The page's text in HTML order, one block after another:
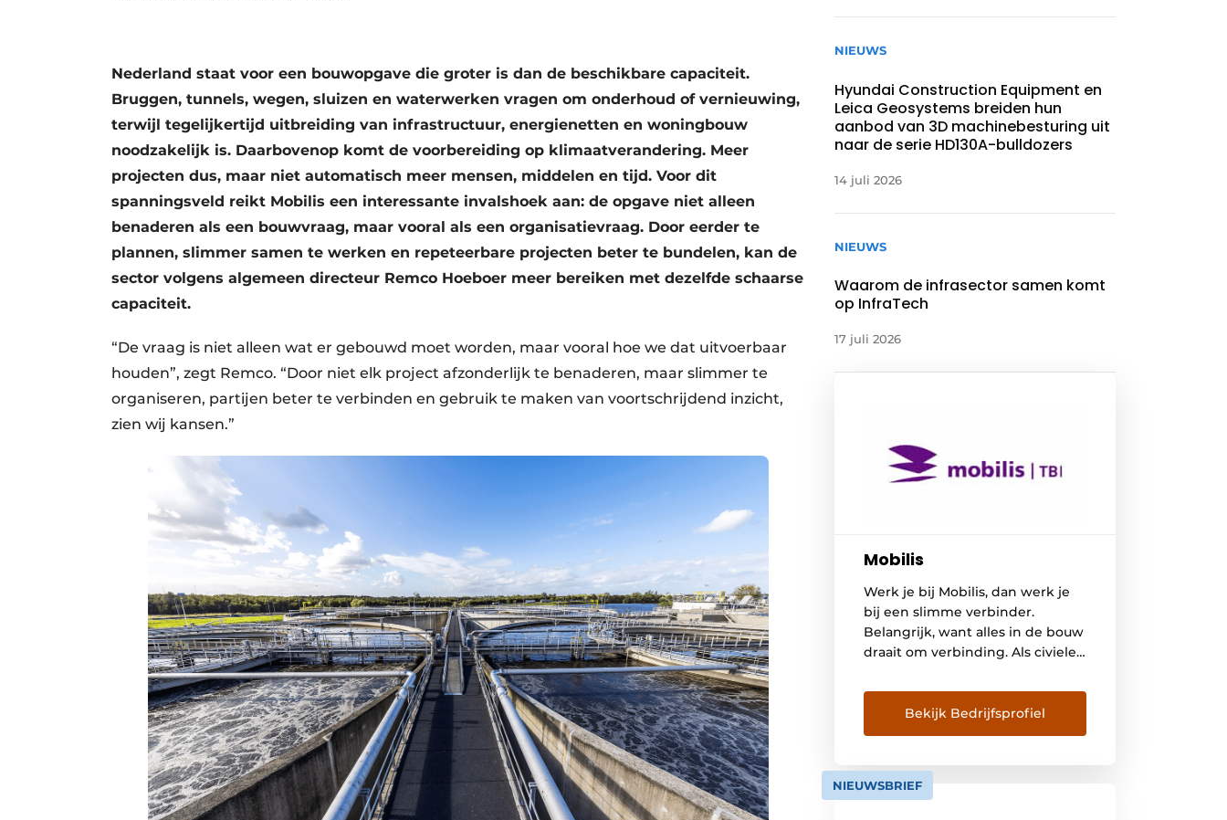
Nederland staat voor een bouwopgave die groter is dan de beschikbare capaciteit.
Bruggen, tunnels, wegen, sluizen en waterwerken vragen om onderhoud of vernieuwing,
terwijl tegelijkertijd uitbreiding van infrastructuur, energienetten en woningbouw
noodzakelijk is. Daarbovenop komt de voorbereiding op klimaatverandering. Meer
projecten dus, maar niet automatisch meer mensen, middelen en tijd. Voor dit
spanningsveld reikt Mobilis een interessante invalshoek aan: de opgave niet alleen
benaderen als een bouwvraag, maar vooral als een organisatievraag. Door eerder te
plannen, slimmer samen te werken en repeteerbare projecten beter te bundelen, kan de
sector volgens algemeen directeur Remco Hoeboer meer bereiken met dezelfde schaarse
capaciteit.
“De vraag is niet alleen wat er gebouwd moet worden, maar vooral hoe we dat uitvoerbaar
houden”, zegt Remco. “Door niet elk project afzonderlijk te benaderen, maar slimmer te
organiseren, partijen beter te verbinden en gebruik te maken van voortschrijdend inzicht,
zien wij kansen.”
NIEUWS
Hyundai Construction Equipment en
Leica Geosystems breiden hun
aanbod van 3D machinebesturing uit
naar de serie HD130A-bulldozers
14 juli 2026
NIEUWS
Waarom de infrasector samen komt
op InfraTech
17 juli 2026
Mobilis
Werk je bij Mobilis, dan werk je
bij een slimme verbinder.
Belangrijk, want alles in de bouw
draait om verbinding. Als civiele
gespecialiseerd in projecten in
de betonbouw. Als onderdeel
van TBI heeft Mobilis het
koppelen aan de juiste
technieken. Wij snappen hoe
Bekijk Bedrijfsprofiel
NIEUWSBRIEF